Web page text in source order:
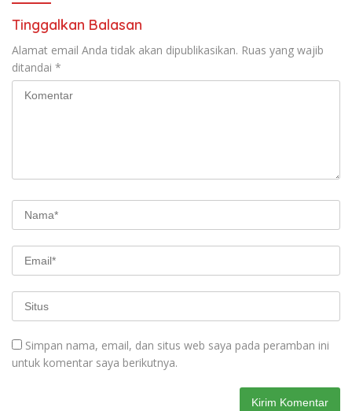
Tinggalkan Balasan
Alamat email Anda tidak akan dipublikasikan. Ruas yang wajib
ditandai *
Simpan nama, email, dan situs web saya pada peramban ini
untuk komentar saya berikutnya.